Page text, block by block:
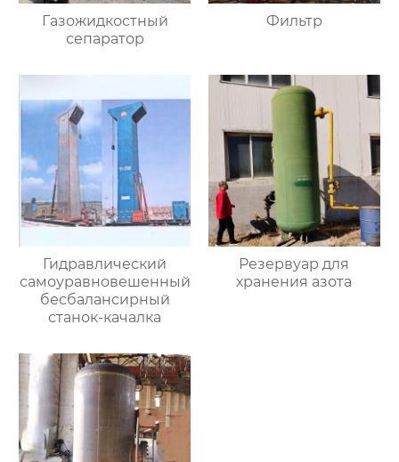
Газожидкостный
сепаратор
Фильтр
Гидравлический
самоуравновешенный
бесбалансирный
станок-качалка
Резервуар для
хранения азота